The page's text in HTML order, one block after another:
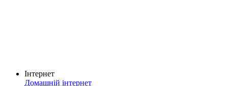
Інтернет
Домашній інтернет